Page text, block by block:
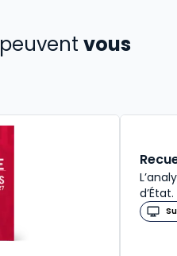
vous
d’État.